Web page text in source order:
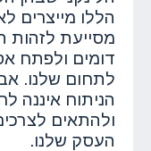
הללו מייצרים
מסייעת לזהות
דומים ולפתח
לתחום שלנו.
הניתוח איננה
ולהתאים
העסק שלנו.